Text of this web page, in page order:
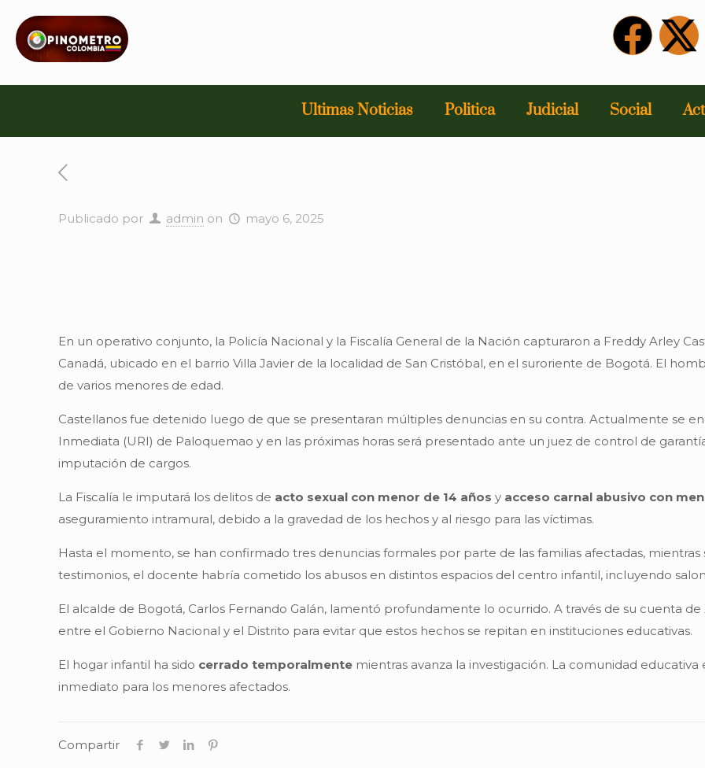
Ultimas Noticias Politica Judicial Social
Publicado por admin on mayo 6, 2025
En un operativo conjunto, la Policía Nacional y la Fiscalía General de la Nación capturaron a Freddy Arley
Canadá, ubicado en el barrio Villa Javier de la localidad de San Cristóbal, en el suroriente de Bogotá. El
de varios menores de edad.
Castellanos fue detenido luego de que se presentaran múltiples denuncias en su contra. Actualmente se
Inmediata (URI) de Paloquemao y en las próximas horas será presentado ante un juez de control de
imputación de cargos.
La Fiscalía le imputará los delitos de acto sexual con menor de 14 años y acceso carnal abusivo con
aseguramiento intramural, debido a la gravedad de los hechos y al riesgo para las víctimas.
Hasta el momento, se han confirmado tres denuncias formales por parte de las familias afectadas,
testimonios, el docente habría cometido los abusos en distintos espacios del centro infantil, incluyendo
El alcalde de Bogotá, Carlos Fernando Galán, lamentó profundamente lo ocurrido. A través de su cuenta
entre el Gobierno Nacional y el Distrito para evitar que estos hechos se repitan en instituciones educativas.
El hogar infantil ha sido cerrado temporalmente mientras avanza la investigación. La comunidad
inmediato para los menores afectados.
Compartir